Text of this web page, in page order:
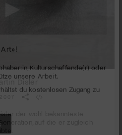
Disler
der wohl bekannteste
auf die er zugleich
unsere Arbeit.